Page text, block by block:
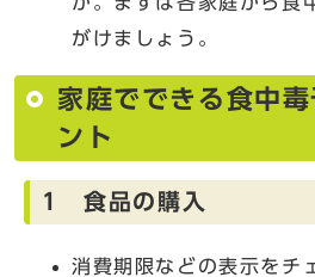
がけましょう。
家庭でできる食中
ント
1 食品の購入
消費期限などの表示をチ